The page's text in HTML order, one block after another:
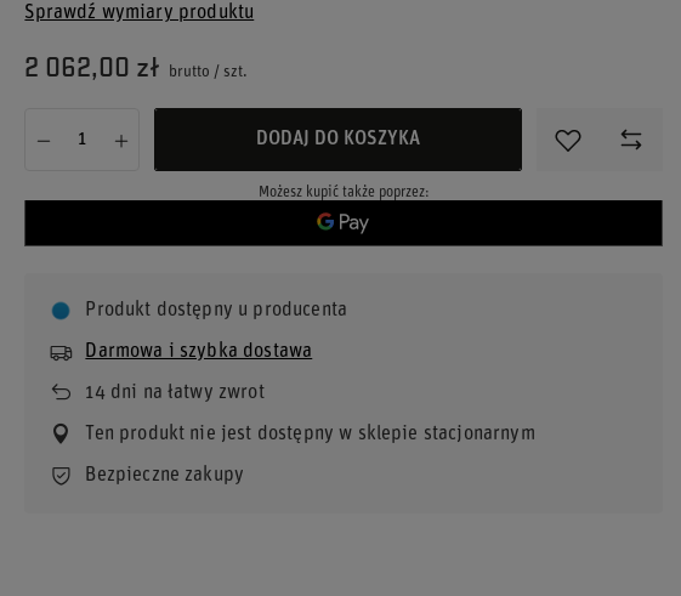
Sprawdź wymiary produktu
2 062,00 zł brutto / szt.
DODAJ DO KOSZYKA
Możesz kupić także poprzez:
Produkt dostępny u producenta
Darmowa i szybka dostawa
14dni na łatwy zwrot
Ten produkt nie jest dostępny w sklepie stacjonarnym
Bezpieczne zakupy